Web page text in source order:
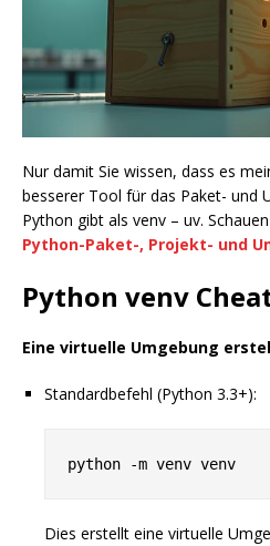
Nur damit Sie wissen, dass es
besserer Tool für das Paket- und
Python gibt als venv – uv.
Python-Paket-, Projekt- und
Python venv
Eine virtuelle Umgebung
Standardbefehl (Python 3.3+):
Dies erstellt eine virtuelle